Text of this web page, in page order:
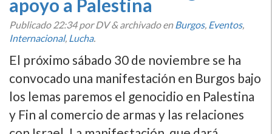
apoyo a Palestina
Publicado22:34por DV&archivado enBurgos, Eventos,
Internacional, Lucha.
El próximo sábado 30 de noviembre se ha
convocado una manifestación en Burgos bajo
los lemas paremos el genocidio en Palestina
y Fin al comercio de armas y las relaciones